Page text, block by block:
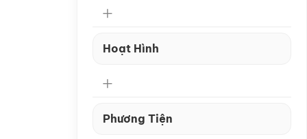
Hoạt Hình
Phương Tiện